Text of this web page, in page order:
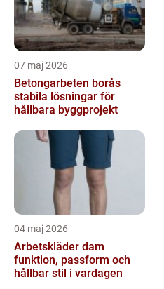
07 maj 2026
Betongarbeten borås
stabila lösningar för
hållbara byggprojekt
04 maj 2026
Arbetskläder dam
funktion, passform och
hållbar stil i vardagen